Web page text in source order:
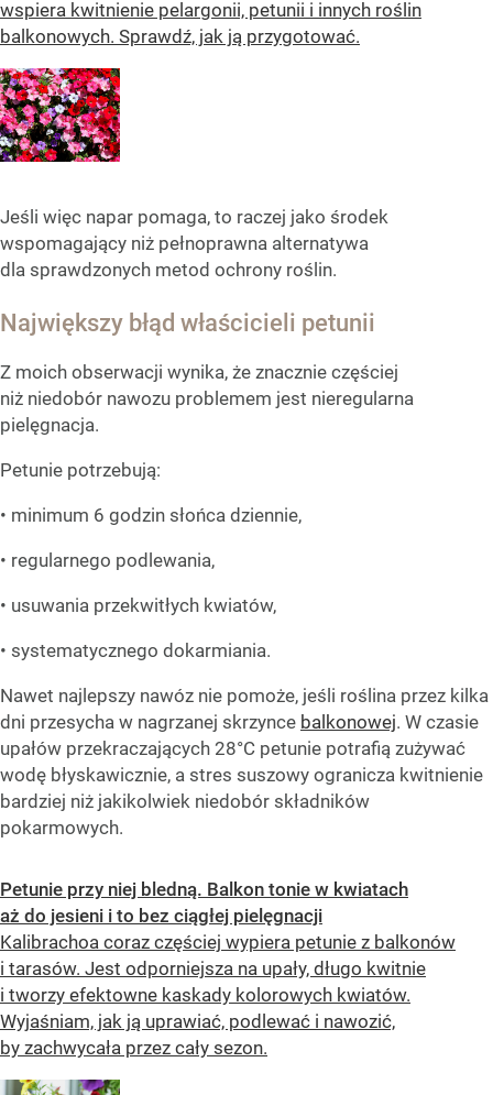
wspiera kwitnienie pelargonii, petunii i innych roślin
balkonowych. Sprawdź, jak ją przygotować.
Jeśli więc napar pomaga, to raczej jako środek
wspomagający niż pełnoprawna alternatywa
dla sprawdzonych metod ochrony roślin.
Największy błąd właścicieli petunii
Z moich obserwacji wynika, że znacznie częściej
niż niedobór nawozu problemem jest nieregularna
pielęgnacja.
Petunie potrzebują:
• minimum 6 godzin słońca dziennie,
• regularnego podlewania,
• usuwania przekwitłych kwiatów,
• systematycznego dokarmiania.
Nawet najlepszy nawóz nie pomoże, jeśli roślina przez kilka
dni przesycha w nagrzanej skrzynce balkonowej. W czasie
upałów przekraczających 28°C petunie potrafią zużywać
wodę błyskawicznie, a stres suszowy ogranicza kwitnienie
bardziej niż jakikolwiek niedobór składników
pokarmowych.
Petunie przy niej bledną. Balkon tonie w kwiatach
aż do jesieni i to bez ciągłej pielęgnacji
Kalibrachoa coraz częściej wypiera petunie z balkonów
i tarasów. Jest odporniejsza na upały, długo kwitnie
i tworzy efektowne kaskady kolorowych kwiatów.
Wyjaśniam, jak ją uprawiać, podlewać i nawozić,
by zachwycała przez cały sezon.